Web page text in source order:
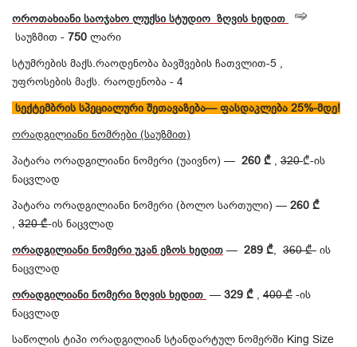
ოროთახიანი საოჯახო ლუქსი სტუდიო ზღვის ხედით
საუზმით - 750 ლარი
სტუმრების მაქს.რაოდენობა ბავშვების ჩათვლით-5 ,
უფროსების მაქს. რაოდენობა - 4
სექტემბრის სპეციალური შეთავაზება— ფასდაკლება 25%-მდე!
ორადგილიანი ნომრები (საუზმით)
პატარა ორადგილიანი ნომერი (უაივნო) — 260 ₾ 320₾-ის
ნაცვლად
პატარა ორადგილიანი ნომერი (ბოლო სართული) — 260 ₾
320 ₾-ის ნაცვლად
ორადგილიანი ნომერი უკან ეზოს ხედით — 289 ₾ 360 ₾- ის
ნაცვლად
ორადგილიანი ნომერი ზღვის ხედით — 329 ₾ 400 ₾ -ის
ნაცვლად
საწოლის ტიპი ორადგილიან სტანდარტულ ნომერში King Size